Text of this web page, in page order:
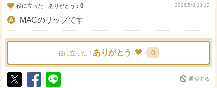
役に立った！ありがとう： 0 2026/5/8 13:12
MACのリップです
役に立った！ ありがとう 0
通報する